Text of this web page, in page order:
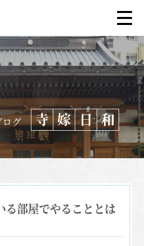
ログ 寺 嫁 日 和
る部屋でやることとは